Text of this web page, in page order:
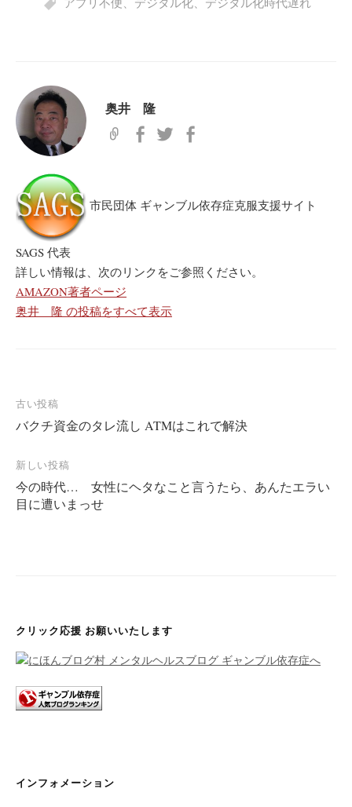
奥井 隆
市民団体 ギャンブル依存症克服支援サイト
SAGS 代表
詳しい情報は、次のリンクをご参照ください。
AMAZON著者ページ
奥井 隆 の投稿をすべて表示
稿
ナ
ビ
ン
古い投稿
バクチ資金のタレ流し ATMはこれで解決
新しい投稿
今の時代… 女性にヘタなこと言うたら、あんたエラい
目に遭いまっせ
クリック応援 お願いいたします
インフォメーション